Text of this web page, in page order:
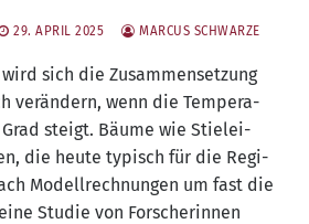
29. APRIL 2025 MARCUS SCHWARZE
sich die Zusam­men­set­zung
ver­än­dern, wenn die Tem­pe­ra­
Grad steigt. Bäu­me wie Stiel­ei­
die heu­te typisch für die Regi­
Modell­rech­nun­gen um fast die
Stu­die von For­sche­rin­nen